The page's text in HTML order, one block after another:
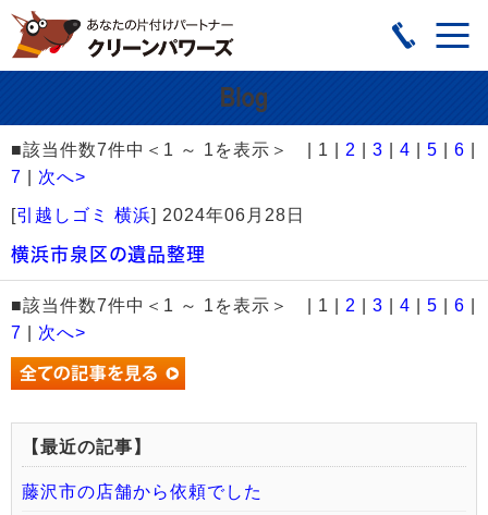
■該当件数7件中＜1 ～ 1を表示＞ | 1 | 2 3 4 5 6
7
次へ>
[引越しゴミ 横浜] 2024年06月28日
横浜市泉区の遺品整理
■該当件数7件中＜1 ～ 1を表示＞ | 1 | 2 3 4 5 6
7
次へ>
【最近の記事】
藤沢市の店舗から依頼でした